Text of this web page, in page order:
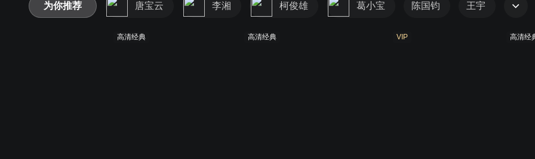
为你推荐 唐宝云 李湘 柯俊雄 葛小宝 陈国钧 王宇
高清经典 高清经典 VIP 高清经